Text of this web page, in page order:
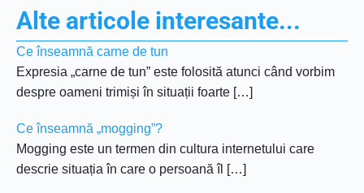
Alte articole interesante...
Ce înseamnă carne de tun
Expresia „carne de tun” este folosită atunci când vorbim
despre oameni trimiși în situații foarte […]
Ce înseamnă „mogging”?
Mogging este un termen din cultura internetului care
descrie situația în care o persoană îl […]